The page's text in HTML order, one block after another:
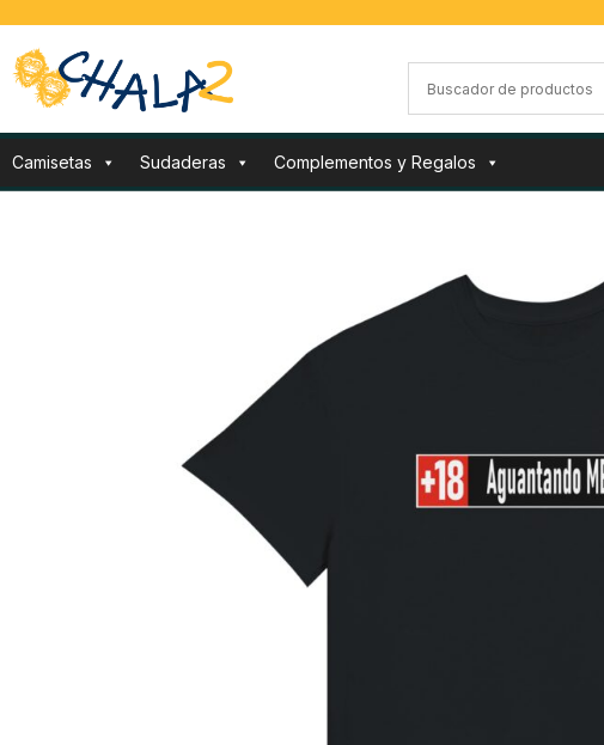
Camisetas Sudaderas Complementos y Regalos